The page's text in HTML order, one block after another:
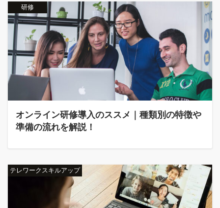
研修
オンライン研修導入のススメ｜種類別の特徴や
準備の流れを解説！
テレワークスキルアップ